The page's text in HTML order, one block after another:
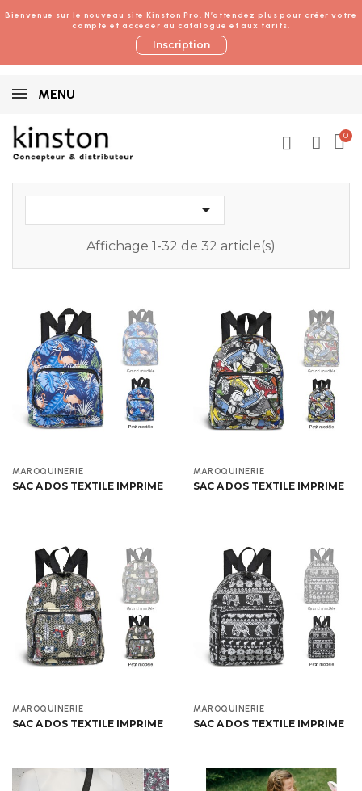
Bienvenue sur le nouveau site Kinston Pro. N’attendez plus pour créer votre
compte et accéder au catalogue et aux tarifs.
Inscription
MENU

Affichage 1-32 de 32 article(s)
MAROQUINERIE
SAC A DOS TEXTILE IMPRIME
MAROQUINERIE
SAC A DOS TEXTILE IMPRIME
MAROQUINERIE
SAC A DOS TEXTILE IMPRIME
MAROQUINERIE
SAC A DOS TEXTILE IMPRIME